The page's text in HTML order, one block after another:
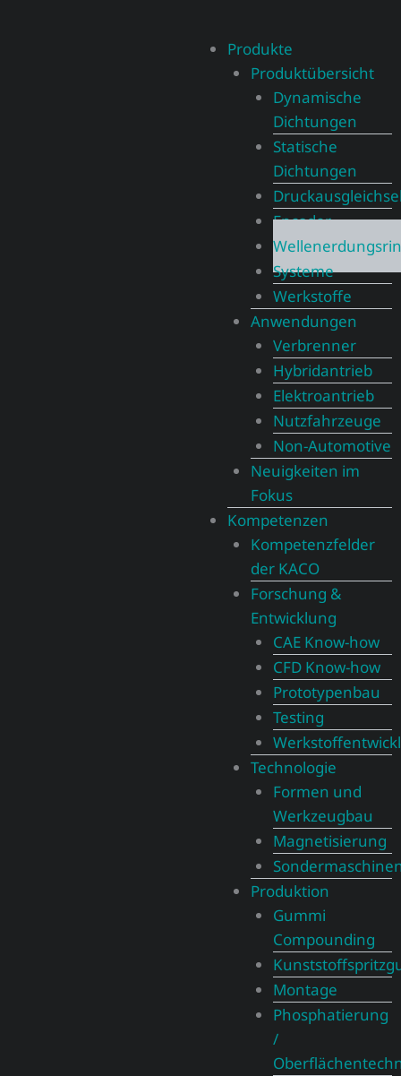
Produkte
Produktübersicht
Dynamische
Dichtungen
Statische
Dichtungen
Encoder
Systeme
Werkstoffe
Anwendungen
Verbrenner
Hybridantrieb
Elektroantrieb
Nutzfahrzeuge
Non-Automotive
Neuigkeiten im
Fokus
Kompetenzen
Kompetenzfelder
der KACO
Forschung &
Entwicklung
CAE Know-how
CFD Know-how​
Prototypenbau
Testing
Technologie
Formen und
Werkzeugbau
Magnetisierung
Produktion
Gummi
Compounding
Montage
Phosphatierung
/